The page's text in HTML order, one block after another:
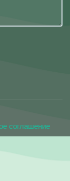
соглашение